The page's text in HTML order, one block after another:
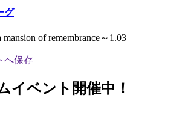
グ
of remembrance～1.03
イベント開催中！